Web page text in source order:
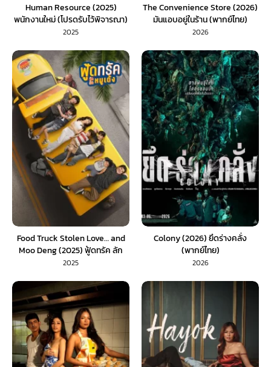
Human Resource (2025)
พนักงานใหม่ (โปรดรับไว้พิจารณา)
2025
The Convenience Store (2026)
มันแอบอยู่ในร้าน (พากย์ไทย)
2026
Food Truck Stolen Love… and
Moo Deng (2025) ฟู้ดทรัค ลัก
(รัก) หมูเด้ง
2025
Colony (2026) ยึดร่างคลั่ง
(พากย์ไทย)
2026